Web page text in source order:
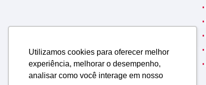
Utilizamos cookies para oferecer melhor
experiência, melhorar o desempenho,
analisar como você interage em nosso
·
·
·
·
·